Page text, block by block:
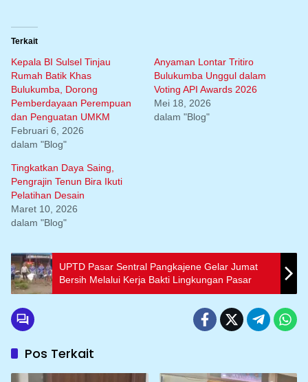
Terkait
Kepala BI Sulsel Tinjau
Rumah Batik Khas
Bulukumba, Dorong
Pemberdayaan Perempuan
dan Penguatan UMKM
Februari 6, 2026
dalam "Blog"
Anyaman Lontar Tritiro
Bulukumba Unggul dalam
Voting API Awards 2026
Mei 18, 2026
dalam "Blog"
Tingkatkan Daya Saing,
Pengrajin Tenun Bira Ikuti
Pelatihan Desain
Maret 10, 2026
dalam "Blog"
UPTD Pasar Sentral Pangkajene Gelar Jumat
Bersih Melalui Kerja Bakti Lingkungan Pasar
Pos Terkait